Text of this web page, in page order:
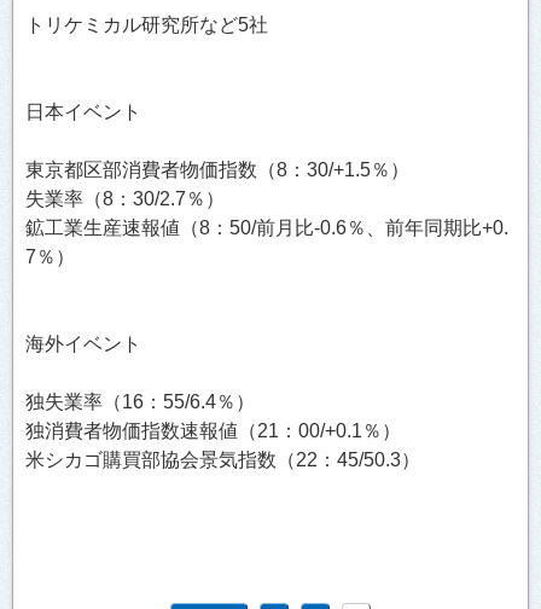
トリケミカル研究所など5社
日本イベント
東京都区部消費者物価指数（8：30/+1.5％）
失業率（8：30/2.7％）
鉱工業生産速報値（8：50/前月比-0.6％、前年同期比+0.
7％）
海外イベント
独失業率（16：55/6.4％）
独消費者物価指数速報値（21：00/+0.1％）
米シカゴ購買部協会景気指数（22：45/50.3）